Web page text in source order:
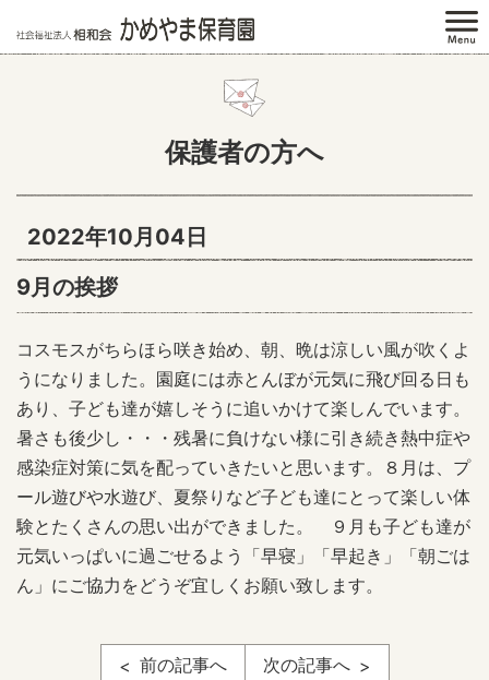
保護者の方へ
2022年10月04日
9月の挨拶
コスモスがちらほら咲き始め、朝、晩は涼しい風が吹くよ
うになりました。園庭には赤とんぼが元気に飛び回る日も
あり、子ども達が嬉しそうに追いかけて楽しんでいます。
暑さも後少し・・・残暑に負けない様に引き続き熱中症や
感染症対策に気を配っていきたいと思います。８月は、プ
ール遊びや水遊び、夏祭りなど子ども達にとって楽しい体
験とたくさんの思い出ができました。 ９月も子ども達が
元気いっぱいに過ごせるよう「早寝」「早起き」「朝ごは
ん」にご協力をどうぞ宜しくお願い致します。
前の記事へ 次の記事へ